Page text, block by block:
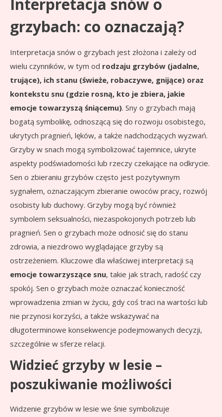
Interpretacja snów o
grzybach: co oznaczają?
Interpretacja snów o grzybach jest złożona i zależy od
wielu czynników, w tym od rodzaju grzybów (jadalne,
trujące), ich stanu (świeże, robaczywe, gnijące) oraz
kontekstu snu (gdzie rosną, kto je zbiera, jakie
emocje towarzyszą śniącemu). Sny o grzybach mają
bogatą symbolikę, odnoszącą się do rozwoju osobistego,
ukrytych pragnień, lęków, a także nadchodzących wyzwań.
Grzyby w snach mogą symbolizować tajemnice, ukryte
aspekty podświadomości lub rzeczy czekające na odkrycie.
Sen o zbieraniu grzybów często jest pozytywnym
sygnałem, oznaczającym zbieranie owoców pracy, rozwój
osobisty lub duchowy. Grzyby mogą być również
symbolem seksualności, niezaspokojonych potrzeb lub
pragnień. Sen o grzybach może odnosić się do stanu
zdrowia, a niezdrowo wyglądające grzyby są
ostrzeżeniem. Kluczowe dla właściwej interpretacji są
emocje towarzyszące snu, takie jak strach, radość czy
spokój. Sen o grzybach może oznaczać konieczność
wprowadzenia zmian w życiu, gdy coś traci na wartości lub
nie przynosi korzyści, a także wskazywać na
długoterminowe konsekwencje podejmowanych decyzji,
szczególnie w sferze relacji.
Widzieć grzyby w lesie –
poszukiwanie możliwości
Widzenie grzybów w lesie we śnie symbolizuje